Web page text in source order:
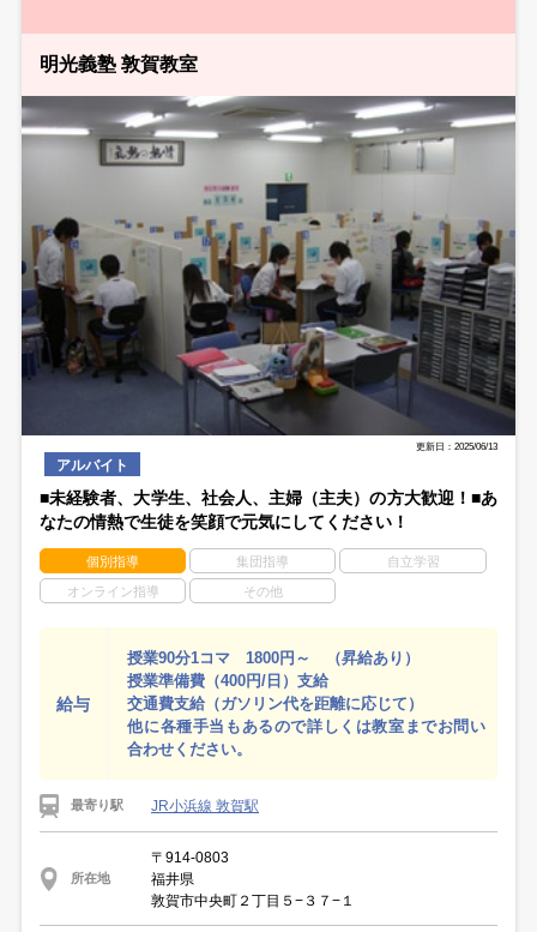
明光義塾 敦賀教室
更新日：2025/06/13
アルバイト
■未経験者、大学生、社会人、主婦（主夫）の方大歓迎！■あ
なたの情熱で生徒を笑顔で元気にしてください！
個別指導 集団指導 自立学習
オンライン指導 その他
給与
授業90分1コマ 1800円～ （昇給あり）
授業準備費（400円/日）支給
交通費支給（ガソリン代を距離に応じて）
他に各種手当もあるので詳しくは教室までお問い
合わせください。
最寄り駅 JR小浜線 敦賀駅
所在地
〒914-0803
福井県
敦賀市中央町２丁目５−３７−１